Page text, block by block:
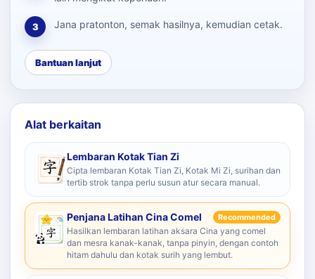
3 Jana pratonton, semak hasilnya, kemudian cetak.
Bantuan lanjut
Alat berkaitan
Lembaran Kotak Tian Zi
Cipta lembaran Kotak Tian Zi, Kotak Mi Zi, surihan dan
tertib strok tanpa perlu susun atur secara manual.
Penjana Latihan Cina Comel Recommended
Hasilkan lembaran latihan aksara Cina yang comel
dan mesra kanak-kanak, tanpa pinyin, dengan contoh
hitam dahulu dan kotak surih yang lembut.